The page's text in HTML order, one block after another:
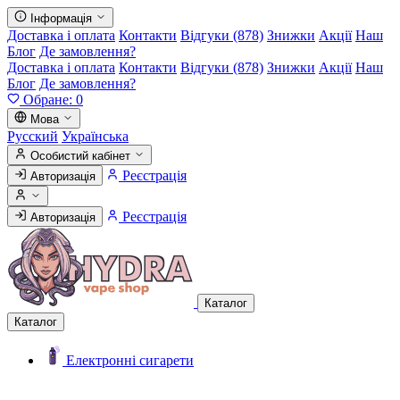
Інформація
Доставка і оплата Контакти Відгуки (878) Знижки Акції Наш
Блог Де замовлення?
Доставка і оплата Контакти Відгуки (878) Знижки Акції Наш
Блог Де замовлення?
Обране: 0
Мова
Русский Українська
Особистий кабінет
Авторизація
Реєстрація
Авторизація Реєстрація
Каталог
Каталог
Електронні сигарети